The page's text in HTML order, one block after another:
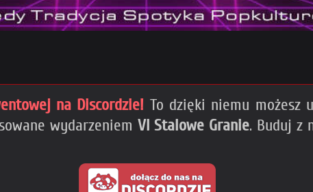
na Discordzie! To dzięki niemu możesz
wydarzeniem VI Stalowe Granie. Buduj z